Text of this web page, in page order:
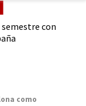
con
como